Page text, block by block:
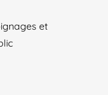
et